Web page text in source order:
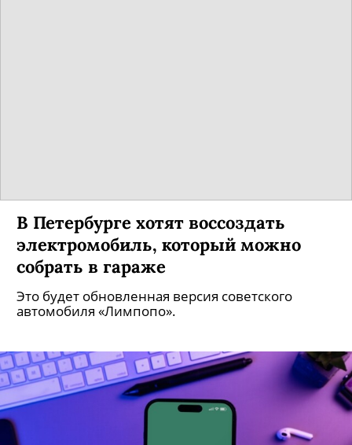
В Петербурге хотят воссоздать
электромобиль, который можно
собрать в гараже
Это будет обновленная версия советского
автомобиля «Лимпопо».